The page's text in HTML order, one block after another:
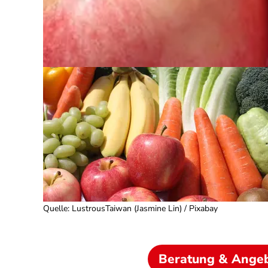
Quelle: LustrousTaiwan (Jasmine Lin) / Pixabay
Beratung &